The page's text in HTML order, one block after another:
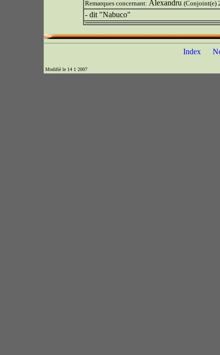
Remarques concernant: Alexandru (Conjoint(e)
- dit "Nabuco"
Index
Modifié le 14 1 2007